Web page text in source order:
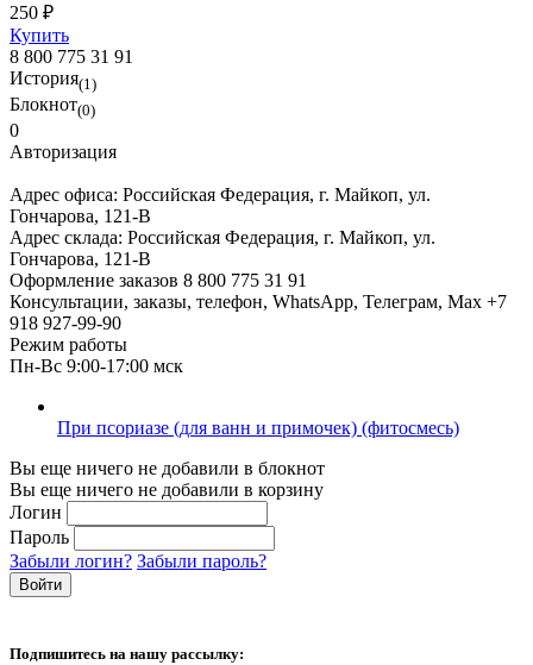
250 ₽
Купить
8 800 775 31 91
История(1)
Блокнот(0)
0
Авторизация
Адрес офиса: Российская Федерация, г. Майкоп, ул.
Гончарова, 121-В
Адрес склада: Российская Федерация, г. Майкоп, ул.
Гончарова, 121-В
Оформление заказов 8 800 775 31 91
Консультации, заказы, телефон, WhatsApp, Телеграм, Мах +7
918 927-99-90
Режим работы
Пн-Вс 9:00-17:00 мск
При псориазе (для ванн и примочек) (фитосмесь)
Вы еще ничего не добавили в блокнот
Вы еще ничего не добавили в корзину
Логин
Пароль
Забыли логин? Забыли пароль?
Подпишитесь на нашу рассылку: